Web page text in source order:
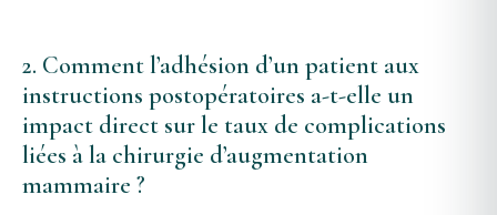
2. Comment l’adhésion d’un patient aux
instructions postopératoires a-t-elle un
impact direct sur le taux de complications
liées à la chirurgie d’augmentation
mammaire ?